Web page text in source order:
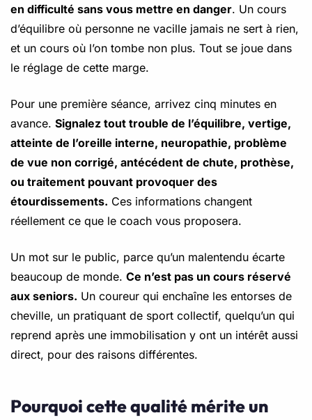
en difficulté sans vous mettre en danger. Un cours
d’équilibre où personne ne vacille jamais ne sert à rien,
et un cours où l’on tombe non plus. Tout se joue dans
le réglage de cette marge.
Pour une première séance, arrivez cinq minutes en
avance. Signalez tout trouble de l’équilibre, vertige,
atteinte de l’oreille interne, neuropathie, problème
de vue non corrigé, antécédent de chute, prothèse,
ou traitement pouvant provoquer des
étourdissements. Ces informations changent
réellement ce que le coach vous proposera.
Un mot sur le public, parce qu’un malentendu écarte
beaucoup de monde. Ce n’est pas un cours réservé
aux seniors. Un coureur qui enchaîne les entorses de
cheville, un pratiquant de sport collectif, quelqu’un qui
reprend après une immobilisation y ont un intérêt aussi
direct, pour des raisons différentes.
Pourquoi cette qualité mérite un